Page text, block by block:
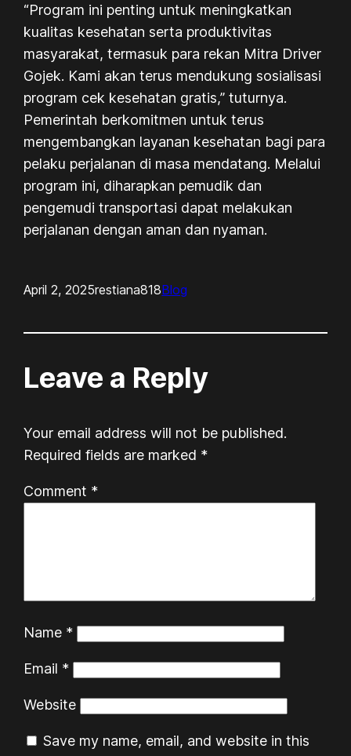
“Program ini penting untuk meningkatkan
kualitas kesehatan serta produktivitas
masyarakat, termasuk para rekan Mitra Driver
Gojek. Kami akan terus mendukung sosialisasi
program cek kesehatan gratis,” tuturnya.
Pemerintah berkomitmen untuk terus
mengembangkan layanan kesehatan bagi para
pelaku perjalanan di masa mendatang. Melalui
program ini, diharapkan pemudik dan
pengemudi transportasi dapat melakukan
perjalanan dengan aman dan nyaman.
April 2, 2025restiana818Blog
Leave a Reply
Your email address will not be published.
Required fields are marked *
Comment *
Name *
Email *
Website
Save my name, email, and website in this